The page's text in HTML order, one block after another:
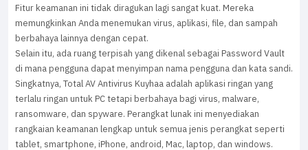
Fitur keamanan ini tidak diragukan lagi sangat kuat. Mereka
memungkinkan Anda menemukan virus, aplikasi, file, dan sampah
berbahaya lainnya dengan cepat.
Selain itu, ada ruang terpisah yang dikenal sebagai Password Vault
di mana pengguna dapat menyimpan nama pengguna dan kata sandi.
Singkatnya, Total AV Antivirus Kuyhaa adalah aplikasi ringan yang
terlalu ringan untuk PC tetapi berbahaya bagi virus, malware,
ransomware, dan spyware. Perangkat lunak ini menyediakan
rangkaian keamanan lengkap untuk semua jenis perangkat seperti
tablet, smartphone, iPhone, android, Mac, laptop, dan windows.